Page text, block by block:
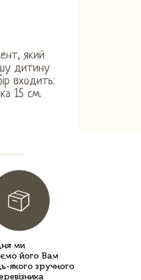
який
дитину
входить:
15 см.
ми
його Вам
якого зручного